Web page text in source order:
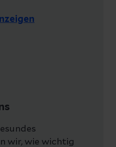
wir, wie wichtig